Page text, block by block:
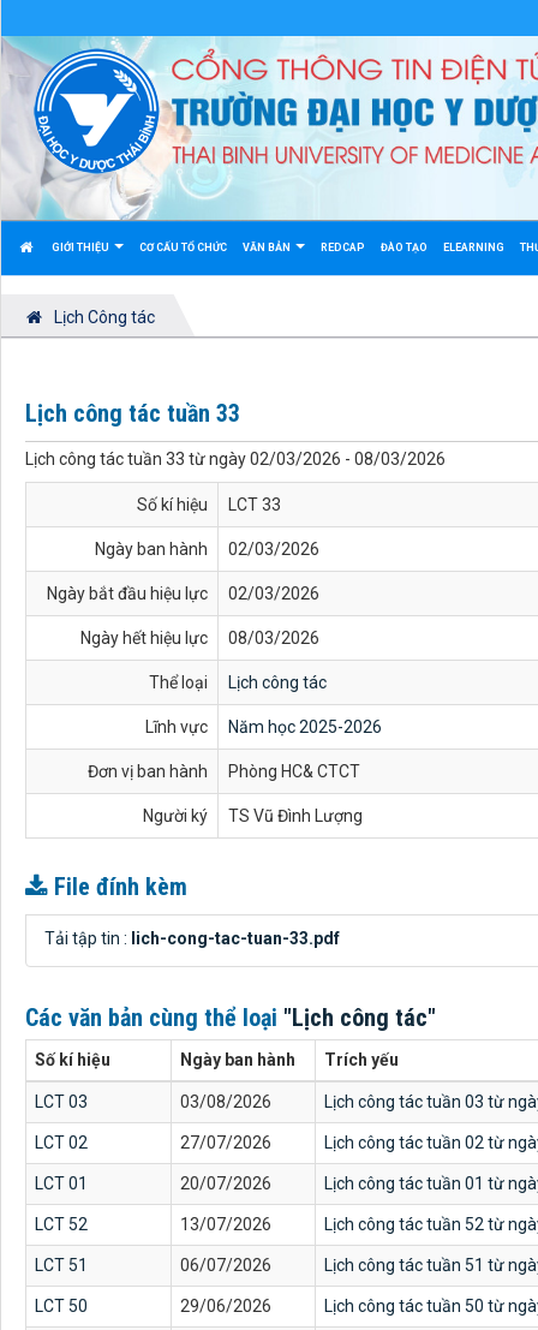
GIỚI THIỆU CƠ CẤU TỔ CHỨC VĂN BẢN REDCAP ĐÀO TẠO ELEARNING
Lịch Công tác
Lịch công tác tuần 33
Lịch công tác tuần 33 từ ngày 02/03/2026 - 08/03/2026
Số kí hiệu LCT 33
Ngày ban hành 02/03/2026
Ngày bắt đầu hiệu lực 02/03/2026
Ngày hết hiệu lực 08/03/2026
Thể loại Lịch công tác
Lĩnh vực Năm học 2025-2026
Đơn vị ban hành Phòng HC& CTCT
Người ký TS Vũ Đình Lượng
File đính kèm
Tải tập tin : lich-cong-tac-tuan-33.pdf
Các văn bản cùng thể loại "Lịch công tác"
Số kí hiệu Ngày ban hành Trích yếu
LCT 03 03/08/2026 Lịch công tác tuần 03 từ
LCT 02 27/07/2026 Lịch công tác tuần 02 từ
LCT 01 20/07/2026 Lịch công tác tuần 01 từ
LCT 52 13/07/2026 Lịch công tác tuần 52 từ
LCT 51 06/07/2026 Lịch công tác tuần 51 từ
LCT 50 29/06/2026 Lịch công tác tuần 50 từ